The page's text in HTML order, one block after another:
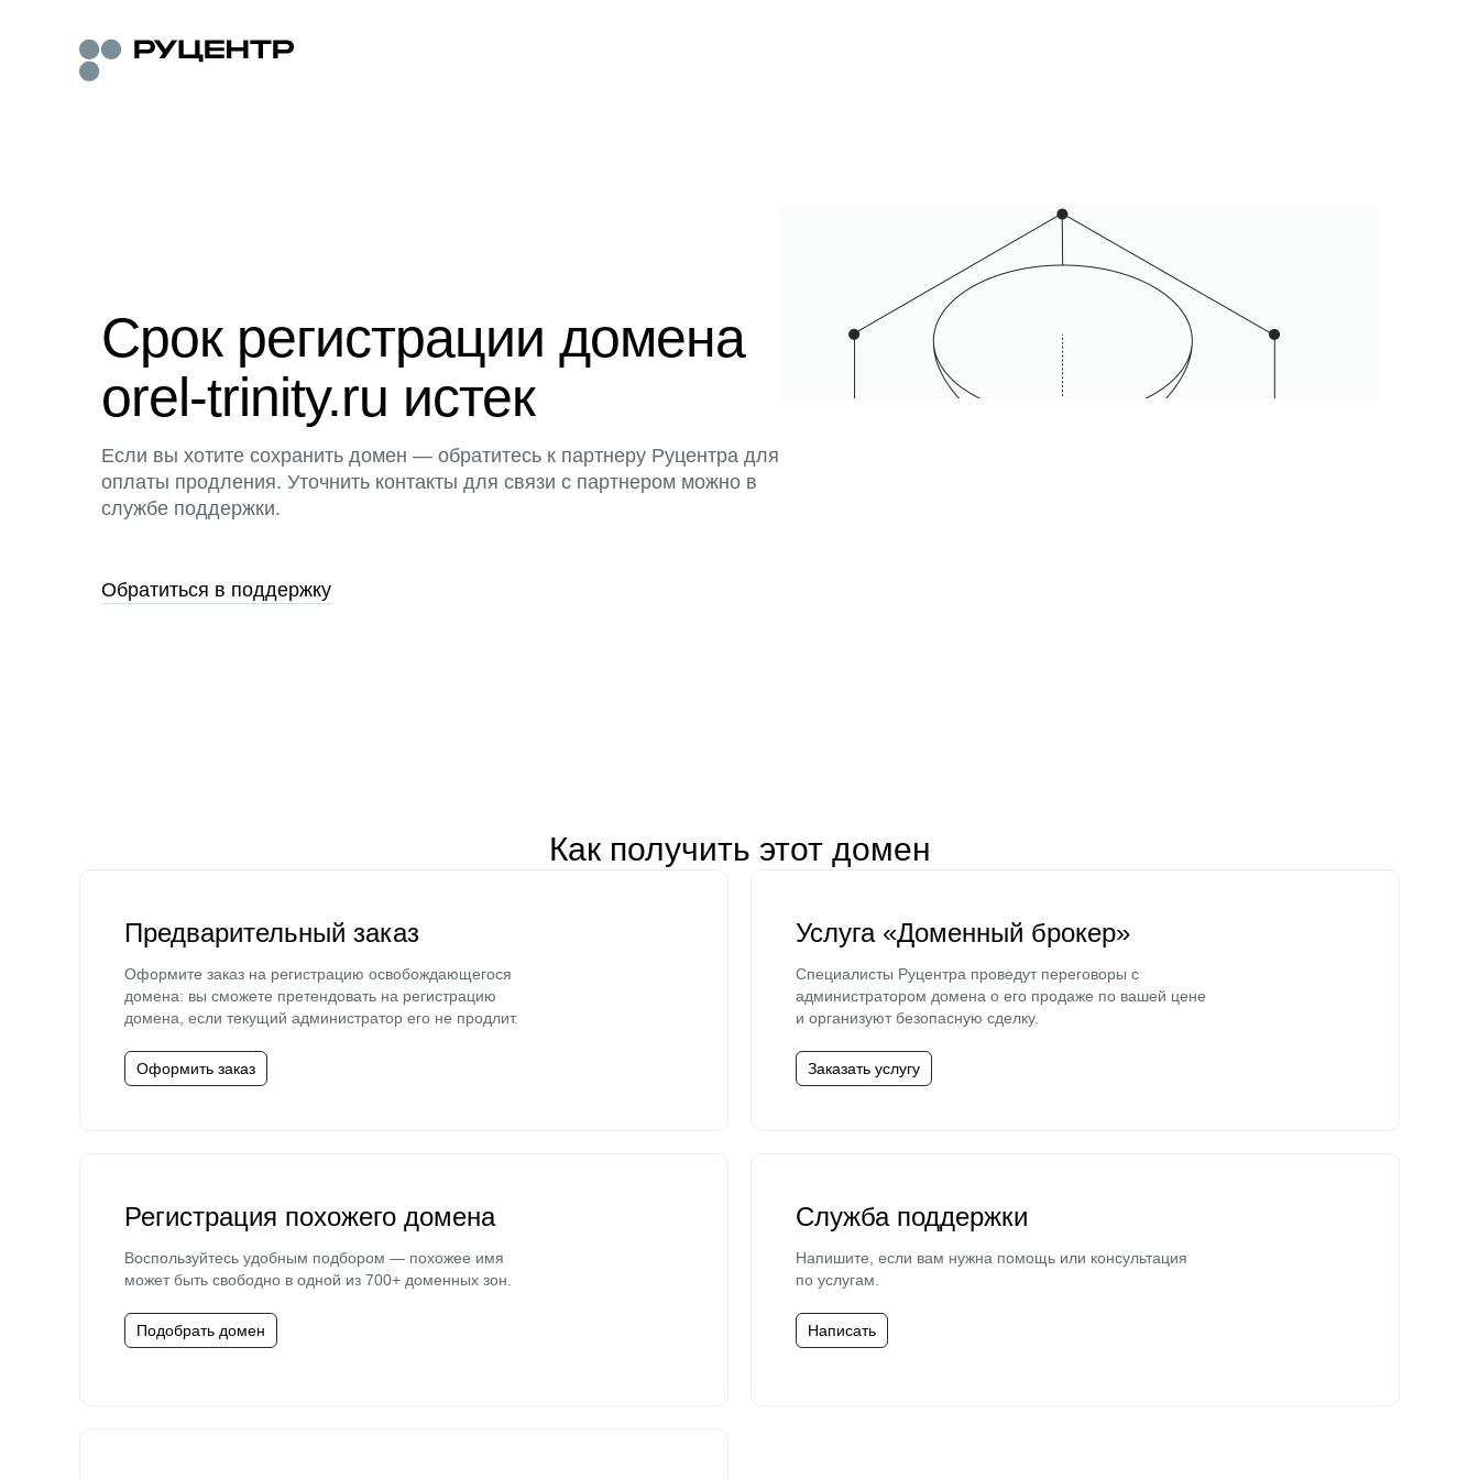
Срок регистрации домена
orel-trinity.ru истек
Если вы хотите сохранить домен — обратитесь к партнеру Руцентра для
оплаты продления. Уточнить контакты для связи с партнером можно в
службе поддержки.
Обратиться в поддержку
Как получить этот домен
Предварительный заказ
Оформите заказ на регистрацию освобождающегося
домена: вы сможете претендовать на регистрацию
домена, если текущий администратор его не продлит.
Оформить заказ
Услуга «Доменный брокер»
Специалисты Руцентра проведут переговоры с
администратором домена о его продаже по вашей цене
и организуют безопасную сделку.
Заказать услугу
Регистрация похожего домена
Воспользуйтесь удобным подбором — похожее имя
может быть свободно в одной из 700+ доменных зон.
Подобрать домен
Служба поддержки
Напишите, если вам нужна помощь или консультация
по услугам.
Написать